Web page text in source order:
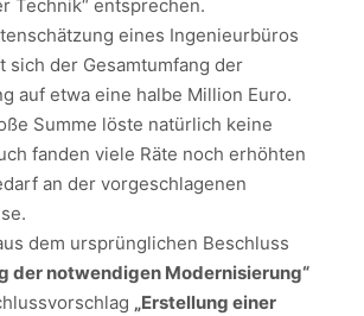
Technik“ entsprechen.
eines Ingenieurbüros
sich der Gesamtumfang der
auf etwa eine halbe Million Euro.
Summe löste natürlich keine
fanden viele Räte noch erhöhten
an der vorgeschlagenen
dem ursprünglichen Beschluss
der notwendigen Modernisierung“
„Erstellung einer